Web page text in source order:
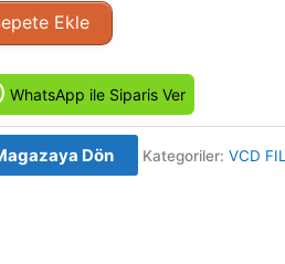
Ekle
WhatsApp ile Siparis Ver
Dön Kategoriler: VCD